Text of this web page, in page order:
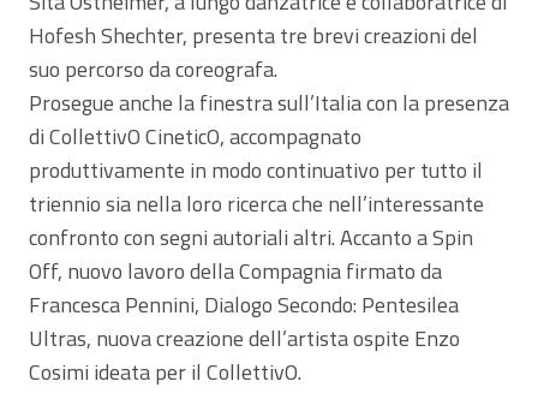
Hofesh Shechter, presenta tre brevi creazioni del
suo percorso da coreografa.
Prosegue anche la finestra sull’Italia con la presenza
di CollettivO CineticO, accompagnato
produttivamente in modo continuativo per tutto il
triennio sia nella loro ricerca che nell’interessante
confronto con segni autoriali altri. Accanto a Spin
Off, nuovo lavoro della Compagnia firmato da
Francesca Pennini, Dialogo Secondo: Pentesilea
Ultras, nuova creazione dell’artista ospite Enzo
Cosimi ideata per il CollettivO.